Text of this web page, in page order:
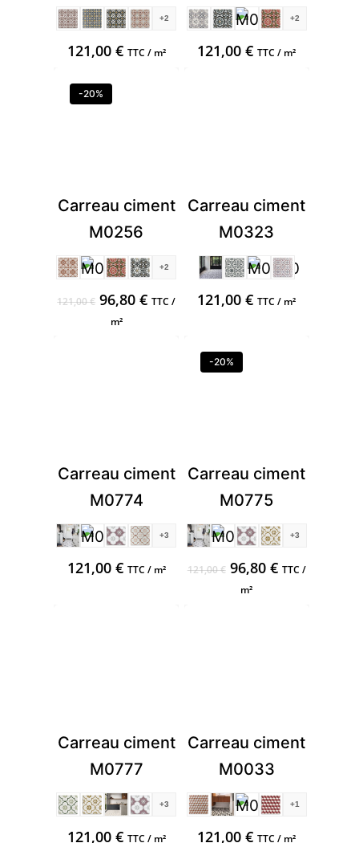
+2
121,00 € TTC / m²
+2
121,00€ TTC / m²
-20%
Carreau ciment
M0256
+2
121,00€ Ursprünglicher
Preis
96,80€Aktueller
TTC /
m²
Carreau ciment
M0323
121,00€ TTC / m²
Carreau ciment
M0774
+3
121,00 € TTC / m²
-20%
Carreau ciment
M0775
+3
121,00€ Ursprünglicher
Preis
96,80 €Aktueller
TTC /
m²
Carreau ciment
M0777
+3
121,00 € TTC / m²
Carreau ciment
M0033
+1
121,00€ TTC / m²